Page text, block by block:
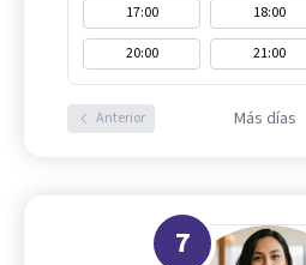
17:00 18:00
20:00
21:00
Anterior Más días
7